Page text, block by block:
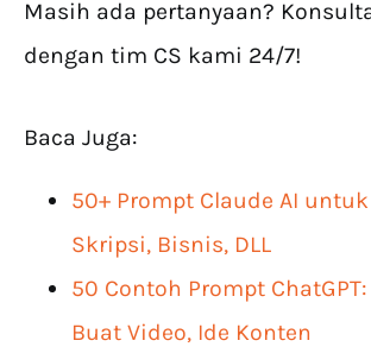
Masih ada pertanyaan?
dengan tim CS kami 24/7!
Baca Juga:
50+ Prompt Claude AI
Skripsi, Bisnis, DLL
50 Contoh Prompt
Buat Video, Ide Konten